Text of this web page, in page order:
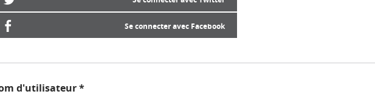
Se connecter avec Facebook
d'utilisateur*